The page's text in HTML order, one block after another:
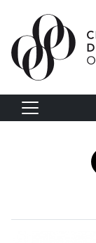
Vés al contingut
Navegació